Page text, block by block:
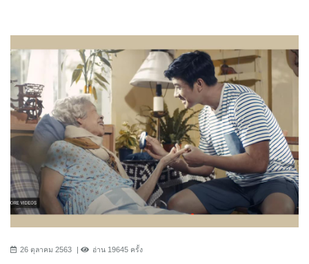
26 ตุลาคม 2563 อ่าน 19645 ครั้ง